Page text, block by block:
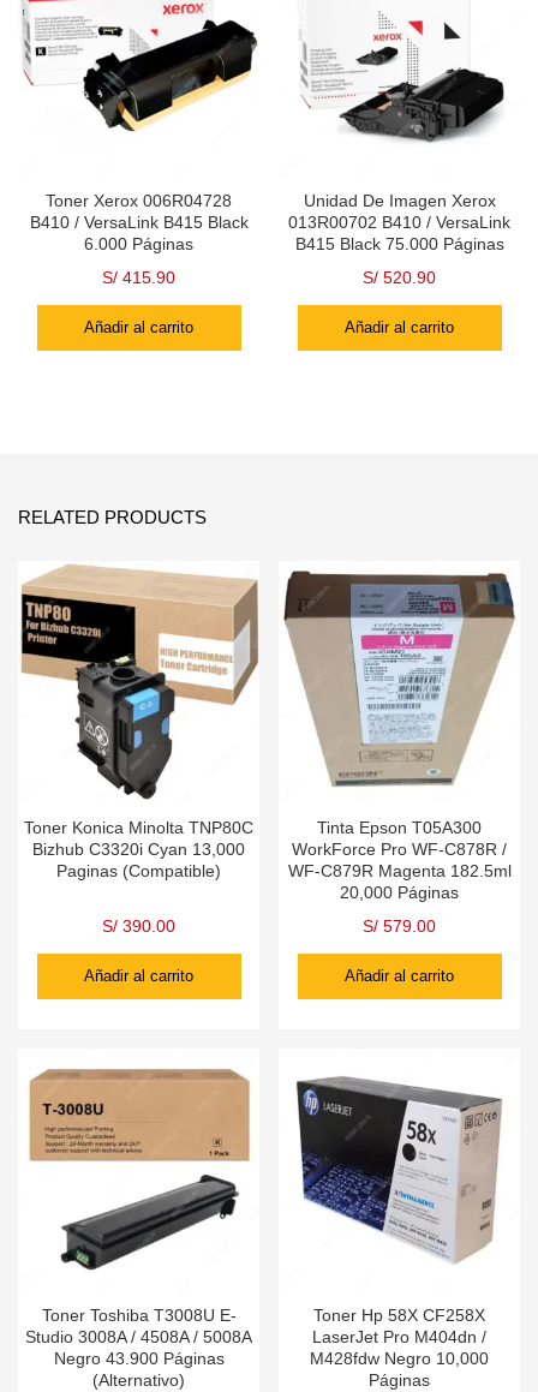
Toner Xerox 006R04728
B410 / VersaLink B415 Black
6.000 Páginas
S/ 415.90
Añadir al carrito
Unidad De Imagen Xerox
013R00702 B410 / VersaLink
B415 Black 75.000 Páginas
S/ 520.90
Añadir al carrito
RELATED PRODUCTS
Toner Konica Minolta TNP80C
Bizhub C3320i Cyan 13,000
Paginas (Compatible)
S/ 390.00
Añadir al carrito
Tinta Epson T05A300
WorkForce Pro WF-C878R /
WF-C879R Magenta 182.5ml
20,000 Páginas
S/ 579.00
Añadir al carrito
Toner Toshiba T3008U E-
Studio 3008A / 4508A / 5008A
Negro 43.900 Páginas
(Alternativo)
Toner Hp 58X CF258X
LaserJet Pro M404dn /
M428fdw Negro 10,000
Páginas